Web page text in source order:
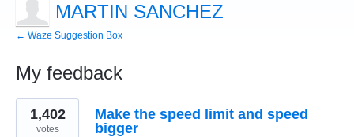
MARTIN SANCHEZ
← Waze Suggestion Box
My feedback
2
results
found
Make the speed limit and speed
bigger
1,402
votes